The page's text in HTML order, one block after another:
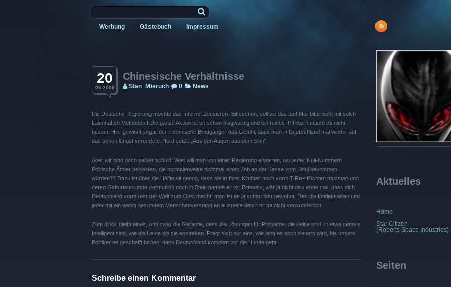
Werbung Gästebuch Impressum
20
06 2009
Chinesische Verhältnisse
Stan_Mieruch 0 News
Die Deutsche Regierung möchte das Internet Zensieren. Bitteschön, soll sie das tun! Nur bitte nicht mit solch
Laienhaften Methoden!! Die ganze Aktion ist eh schon fragwürdig und ein reines IP Filtern macht es nicht
besser. Hier gewinnt sogar der Technische Blindgänger das Gefühl, dass man in Deutschland mal wieder auf
das schon längst verendete Pferd setzt: „Aus den Augen aus dem Sinn“!
Aber wir sind doch selber schuld! Was will man von einer Regierung erwarten, wo lauter Null-Nummern
Politische Ämter bekleiden, die normalerweise nichtmal einen Job an der Kasse vom Liddl bekommen
würden?? Dazu ist über die Hälfte alt genug, dass sie in Ihrer Kindheit noch vorm T-Rex flüchten mussten und
deren Geburtsurkunde vermutlich noch in Stein gemeiselt ist. Bittesehr, wär ja nicht das erste mal, dass sich
Deutschland vorm rest der Welt zum Obst macht, man ist es ja schon fast gewohnt. Das die Intelektuellen und
jeder mit ein wenig gesundem Menschenverstand an ausreise denkt ist da nicht verwunderlich.
Zum glück bleibt eines, und zwar die Garantie, dass die Lösungen für Probleme, die keine sind, in etwa genaus
Intelligent sind, wie die Leute die sie anstreben. Fragt sich nur eins, wie lang es noch dauern wird, bis unsere
Politiker es geschafft haben, dass Deutschland komplett vor die Hunde geht.
Schreibe einen Kommentar
Aktuelles
Home
Star Citizen
(Roberts Space Industries)
Seiten